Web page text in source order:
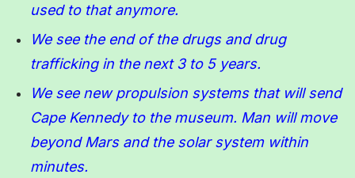
used to that anymore.
We see the end of the drugs and drug
trafficking in the next 3 to 5 years.
We see new propulsion systems that will send
Cape Kennedy to the museum. Man will move
beyond Mars and the solar system within
minutes.